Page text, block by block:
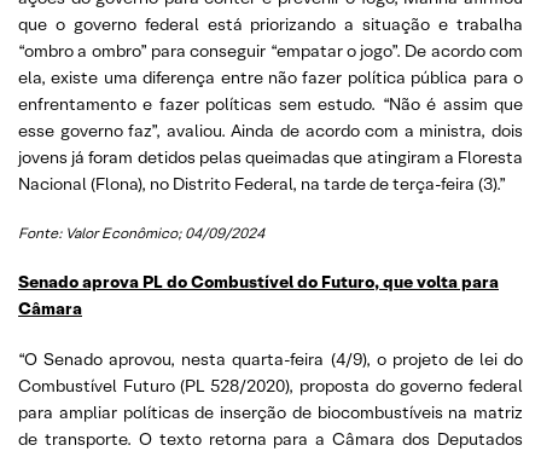
que o governo federal está priorizando a situação e trabalha
“ombro a ombro” para conseguir “empatar o jogo”. De acordo com
ela, existe uma diferença entre não fazer política pública para o
enfrentamento e fazer políticas sem estudo. “Não é assim que
esse governo faz”, avaliou. Ainda de acordo com a ministra, dois
jovens já foram detidos pelas queimadas que atingiram a Floresta
Nacional (Flona), no Distrito Federal, na tarde de terça-feira (3).”
Fonte: Valor Econômico; 04/09/2024
Senado aprova PL do Combustível do Futuro, que volta para
Câmara
“O Senado aprovou, nesta quarta-feira (4/9), o projeto de lei do
Combustível Futuro (PL 528/2020), proposta do governo federal
para ampliar políticas de inserção de biocombustíveis na matriz
de transporte. O texto retorna para a Câmara dos Deputados